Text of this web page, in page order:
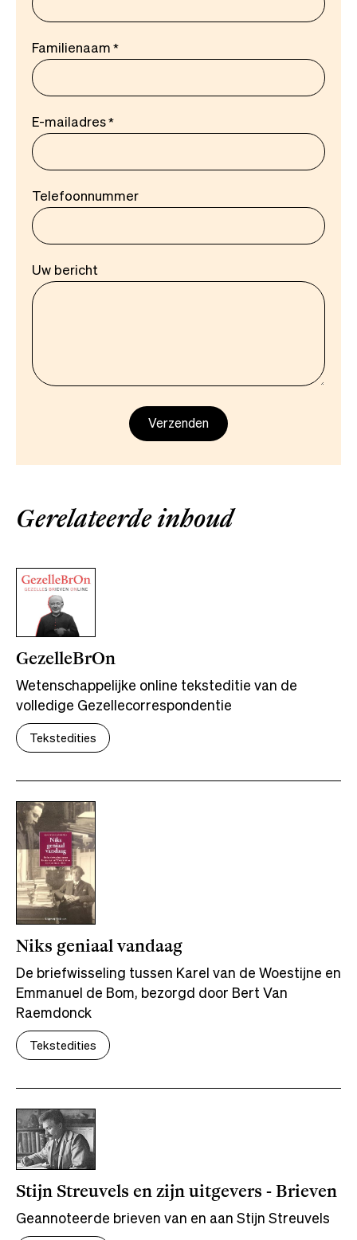
Familienaam
E-mailadres
Telefoonnummer
Uw bericht
Gerelateerde inhoud
GezelleBrOn
Wetenschappelijke online teksteditie van de
volledige Gezellecorrespondentie
Tekstedities
Niks geniaal vandaag
De briefwisseling tussen Karel van de Woestijne en
Emmanuel de Bom, bezorgd door Bert Van
Raemdonck
Tekstedities
Stijn Streuvels en zijn uitgevers - Brieven
Geannoteerde brieven van en aan Stijn Streuvels